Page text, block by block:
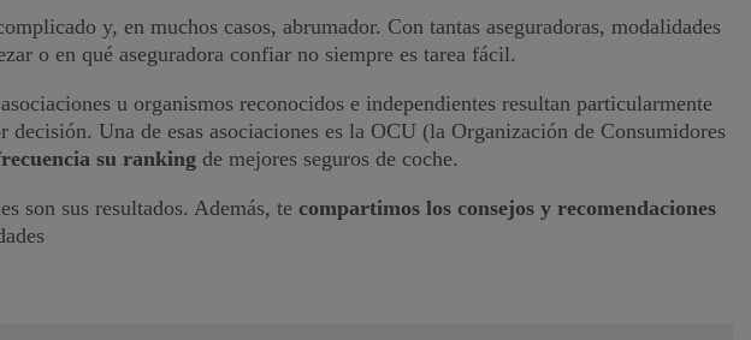
y, en muchos casos, abrumador. Con tantas aseguradoras, modalidades
o en qué aseguradora confiar no siempre es tarea fácil.
u organismos reconocidos e independientes resultan particularmente
decisión. Una de esas asociaciones es la OCU (la Organización de Consumidores
su ranking de mejores seguros de coche.
son sus resultados. Además, te compartimos los consejos y recomendaciones